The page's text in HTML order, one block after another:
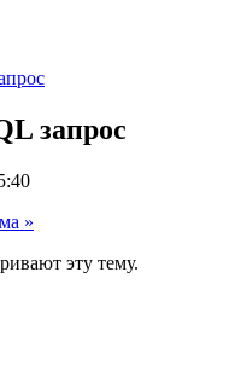
запрос
»
эту тему.